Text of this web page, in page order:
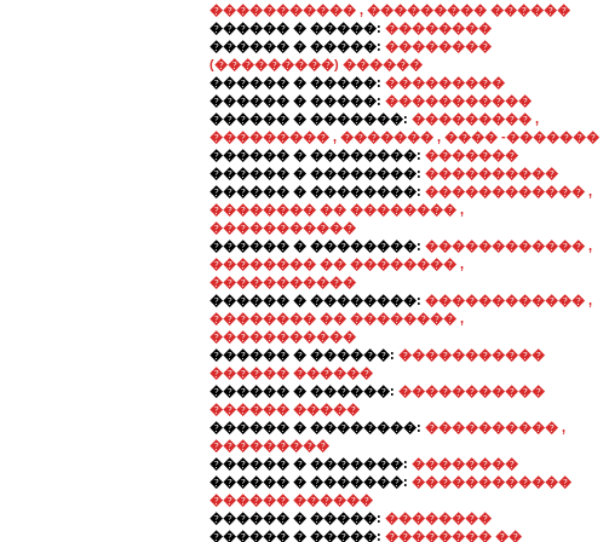
����������� , ��������� ������
������ � �����: ��������
������ � �����: ��������
(���������) ������
������ � �����: ���������
������ � �����: �����������
������ � �������: ��������� ,
��������� , ������� , ���� -�������
������ � ��������: �������
������ � ��������: ����������
������ � ��������: ������������ ,
�������� �� �������� ,
�����������
������ � ��������: ������������ ,
�������� �� �������� ,
�����������
������ � ��������: ������������ ,
�������� �� �������� ,
�����������
������ � ������: �����������
������ ������
������ � ������: �����������
������ �����
������ � ��������: ���������� ,
���������
������ � �������: ��������
������ � �������: ������������
������ ������
������ � �����: ��������
������ � �����: �������� ��